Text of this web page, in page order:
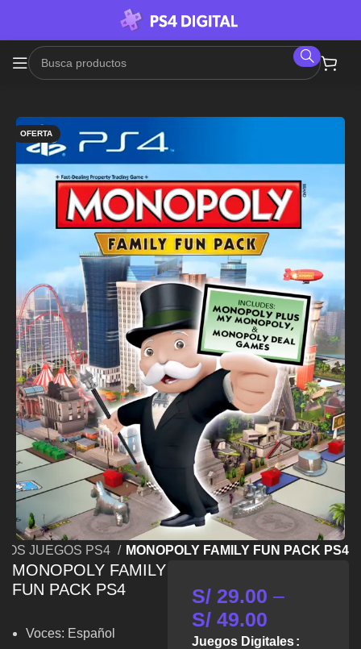
OFERTA
JUEGOS PS4 MONOPOLY FAMILY FUN PACK PS4
MONOPOLY FAMILY
FUN PACK PS4
Voces: Español
S/29.00 –
S/49.00
Juegos Digitales